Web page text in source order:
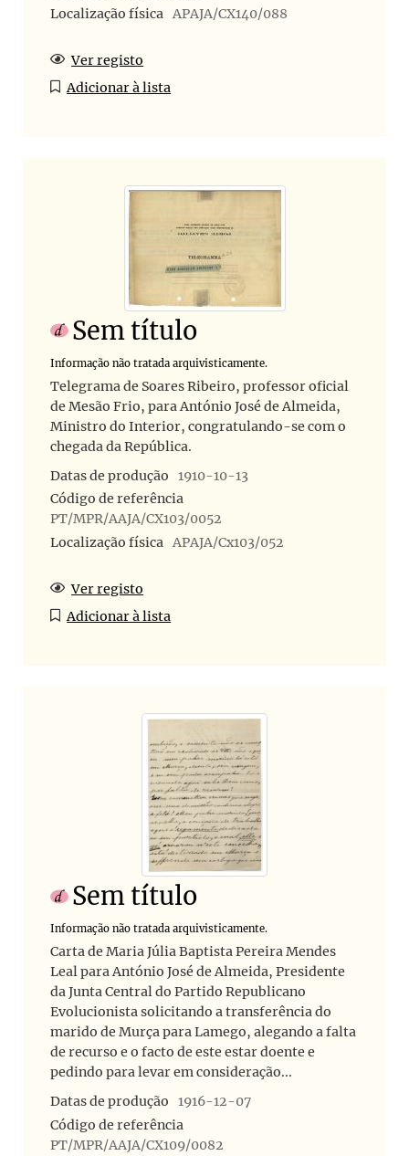
Localização física APAJA/CX140/088
Ver registo
Adicionar à lista
Sem título
Informação não tratada arquivisticamente.
Telegrama de Soares Ribeiro, professor oficial
de Mesão Frio, para António José de Almeida,
Ministro do Interior, congratulando-se com o
chegada da República.
Datas de produção
1910-10-13
Código de referência
PT/MPR/AAJA/CX103/0052
Localização física APAJA/Cx103/052
Ver registo
Adicionar à lista
Sem título
Informação não tratada arquivisticamente.
Carta de Maria Júlia Baptista Pereira Mendes
Leal para António José de Almeida, Presidente
da Junta Central do Partido Republicano
Evolucionista solicitando a transferência do
marido de Murça para Lamego, alegando a falta
de recurso e o facto de este estar doente e
pedindo para levar em consideração...
Datas de produção
1916-12-07
Código de referência
PT/MPR/AAJA/CX109/0082